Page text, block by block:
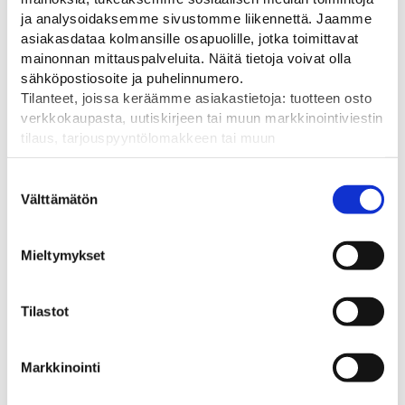
ja analysoidaksemme sivustomme liikennettä. Jaamme
asiakasdataa kolmansille osapuolille, jotka toimittavat
mainonnan mittauspalveluita. Näitä tietoja voivat olla
sähköpostiosoite ja puhelinnumero.
Tilanteet, joissa keräämme asiakastietoja: tuotteen osto
verkkokaupasta, uutiskirjeen tai muun markkinointiviestin
tilaus, tarjouspyyntölomakkeen tai muun
yhteydenottolomakkeen lähettäminen, käyttäjätilin
pyydetään erillinen suostumus tiedon käyttämiseen
markkinoinnissa. Hyväksymällä mainontaevästeet,
hyväksyt asiakasdatan jakamisen kolmansille osapuolille
mainonnan mittaamista varten.
valinta
Välttämätön
Mieltymykset
Tilastot
Markkinointi
2440
Pituus
7160